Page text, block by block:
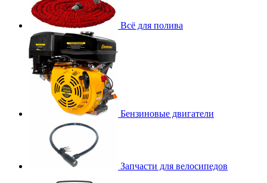
Всё для полива
Бензиновые двигатели
Запчасти для велосипедов